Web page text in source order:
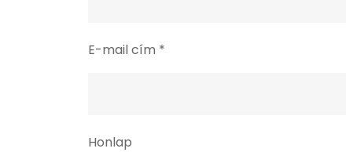
E-mail cím *
Honlap